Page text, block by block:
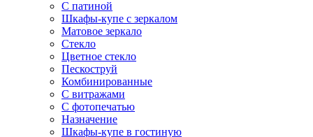
С патиной
Шкафы-купе с зеркалом
Матовое зеркало
Стекло
Цветное стекло
Пескоструй
Комбинированные
С витражами
С фотопечатью
Назначение
Шкафы-купе в гостиную